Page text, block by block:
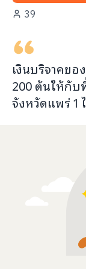
39
เงินบริจาคขอ
200 ต้นให้กับ
จังหวัดแพร่1